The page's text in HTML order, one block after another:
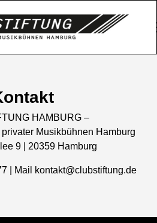
HAMBURG –
Musikbühnen Hamburg
9 | 20359 Hamburg
| Mail kontakt@clubstiftung.de